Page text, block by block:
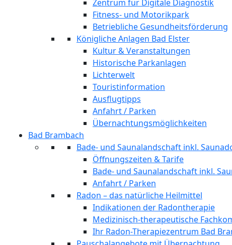
Zentrum für Digitale Diagnostik
Fitness- und Motorikpark
Betriebliche Gesundheitsförderung
Königliche Anlagen Bad Elster
Kultur & Veranstaltungen
Historische Parkanlagen
Lichterwelt
Touristinformation
Ausflugtipps
Anfahrt / Parken
Übernachtungsmöglichkeiten
Bad Brambach
Bade- und Saunalandschaft inkl.
Öffnungszeiten & Tarife
Bade- und Saunalandschaft inkl.
Anfahrt / Parken
Radon – das natürliche Heilmittel
Indikationen der Radontherapie
Medizinisch-therapeutische
Ihr Radon-Therapiezentrum Bad